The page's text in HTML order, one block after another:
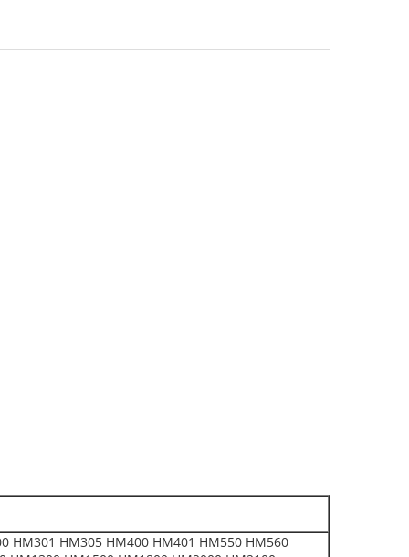
HM301 HM305 HM400 HM401 HM550 HM560